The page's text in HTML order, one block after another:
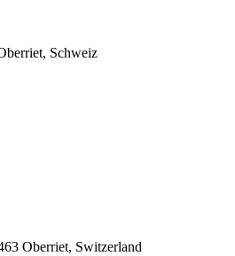
Schweiz
Oberriet, Switzerland